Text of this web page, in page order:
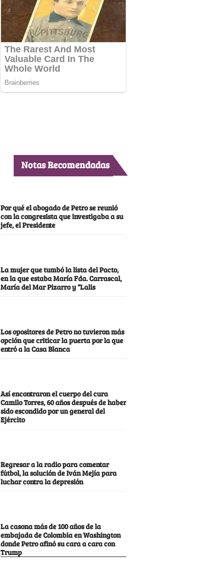
Notas Recomendadas
Por qué el abogado de Petro se reunió
con la congresista que investigaba a su
jefe, el Presidente
La mujer que tumbó la lista del Pacto,
en la que estaba María Fda. Carrascal,
María del Mar Pizarro y “Lalis
Los opositores de Petro no tuvieron más
opción que criticar la puerta por la que
entró a la Casa Blanca
Así encontraron el cuerpo del cura
Camilo Torres, 60 años después de haber
sido escondido por un general del
Ejército
Regresar a la radio para comentar
fútbol, la solución de Iván Mejía para
luchar contra la depresión
La casona más de 100 años de la
embajada de Colombia en Washington
donde Petro afinó su cara a cara con
Trump